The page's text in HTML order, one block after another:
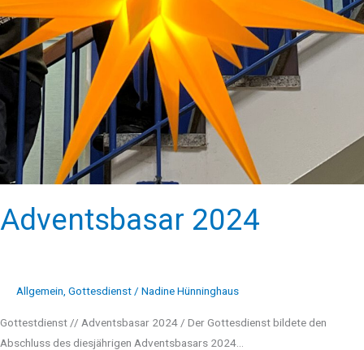
Adventsbasar 2024
Allgemein Gottesdienst / Nadine Hünninghaus
Gottestdienst // Adventsbasar 2024 / Der Gottesdienst bildete den
Abschluss des diesjährigen Adventsbasars 2024…